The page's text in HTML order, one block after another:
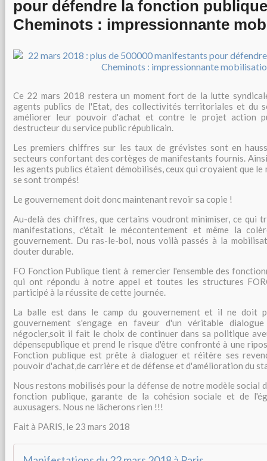
pour défendre la fonction
Cheminots : impressionnante
Ce 22 mars 2018 restera un moment fort de la lutte
agents publics de l'Etat, des collectivités territoriales et du
améliorer leur pouvoir d'achat et contre le projet action
destructeur du service public républicain.
Les premiers chiffres sur les taux de grévistes sont en
secteurs confortant des cortèges de manifestants fournis.
les agents publics étaient démobilisés, ceux qui croyaient que le
se sont trompés!
Le gouvernement doit donc maintenant revoir sa copie !
Au-delà des chiffres, que certains voudront minimiser, ce qui
manifestations, c'était le mécontentement et même la
gouvernement. Du ras-le-bol, nous voilà passés à la
douter durable.
FO Fonction Publique tient à remercier l'ensemble des
qui ont répondu à notre appel et toutes les structures
participé à la réussite de cette journée.
La balle est dans le camp du gouvernement et il ne doit
gouvernement s'engage en faveur d'un véritable
négocier,soit il fait le choix de continuer dans sa politique
dépensepublique et prend le risque d'être confronté à une
Fonction publique est prête à dialoguer et réitère ses
pouvoir d'achat,de carrière et de défense et d'amélioration du
Nous restons mobilisés pour la défense de notre modèle social
fonction publique, garante de la cohésion sociale et de
auxusagers. Nous ne lâcherons rien !!!
Fait à PARIS, le 23 mars 2018